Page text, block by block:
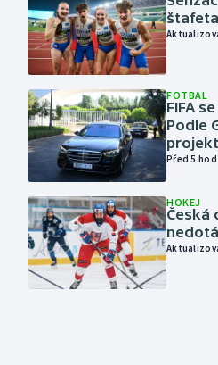
FOTBAL
FIFA
Podle
Před 5 hod
HOKEJ
Česká